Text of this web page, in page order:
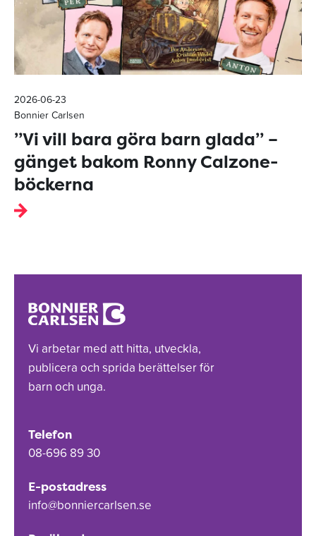
2026-06-23
Bonnier Carlsen
”Vi vill bara göra barn glada” –
gänget bakom Ronny Calzone-
böckerna
Vi arbetar med att hitta, utveckla,
publicera och sprida berättelser för
barn och unga.
Telefon
08-696 89 30
E-postadress
info@bonniercarlsen.se